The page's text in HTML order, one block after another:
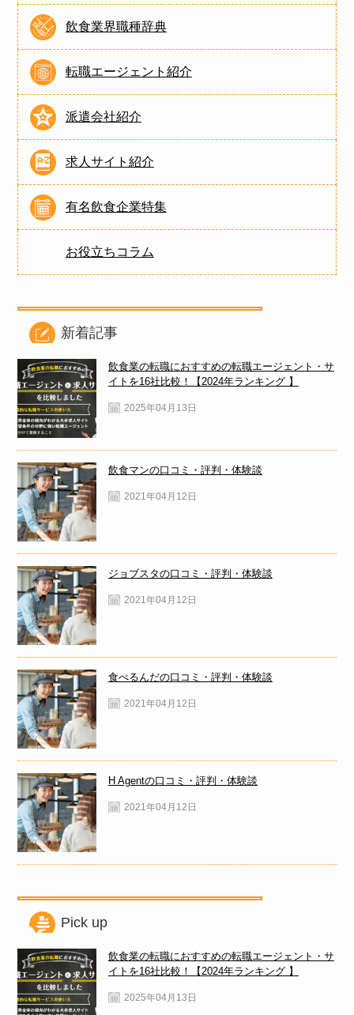
飲食業界職種辞典
転職エージェント紹介
派遣会社紹介
求人サイト紹介
有名飲食企業特集
お役立ちコラム
新着記事
飲食業の転職におすすめの転職エージェント・サ
イトを16社比較！【2024年ランキング 】
2025年04月13日
飲食マンの口コミ・評判・体験談
2021年04月12日
ジョブスタの口コミ・評判・体験談
2021年04月12日
食べるんだの口コミ・評判・体験談
2021年04月12日
H Agentの口コミ・評判・体験談
2021年04月12日
Pick up
飲食業の転職におすすめの転職エージェント・サ
イトを16社比較！【2024年ランキング 】
2025年04月13日